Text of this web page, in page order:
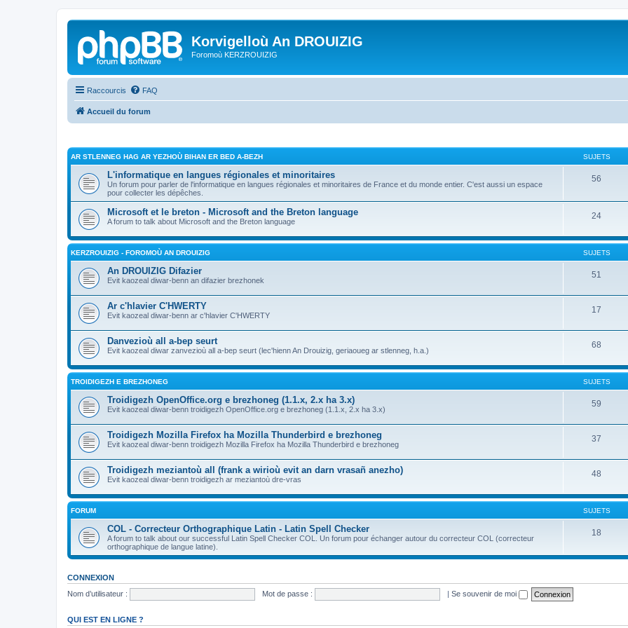
Korvigelloù An DROUIZIG
Foromoù KERZROUIZIG
Raccourcis FAQ
Accueil du forum
AR STLENNEG HAG AR YEZHOÙ BIHAN ER BED A-BEZH SUJETS
L'informatique en langues régionales et minoritaires
Un forum pour parler de l'informatique en langues régionales et minoritaires de France et du monde entier. C'est aussi un espace
pour collecter les dépêches.
56
Microsoft et le breton - Microsoft and the Breton language
A forum to talk about Microsoft and the Breton language
24
KERZROUIZIG - FOROMOÙ AN DROUIZIG SUJETS
An DROUIZIG Difazier
Evit kaozeal diwar-benn an difazier brezhonek
51
Ar c'hlavier C'HWERTY
Evit kaozeal diwar-benn ar c'hlavier C'HWERTY
17
Danvezioù all a-bep seurt
Evit kaozeal diwar zanvezioù all a-bep seurt (lec'hienn An Drouizig, geriaoueg ar stlenneg, h.a.)
68
TROIDIGEZH E BREZHONEG SUJETS
Troidigezh OpenOffice.org e brezhoneg (1.1.x, 2.x ha 3.x)
Evit kaozeal diwar-benn troidigezh OpenOffice.org e brezhoneg (1.1.x, 2.x ha 3.x)
59
Troidigezh Mozilla Firefox ha Mozilla Thunderbird e brezhoneg
Evit kaozeal diwar-benn troidigezh Mozilla Firefox ha Mozilla Thunderbird e brezhoneg
37
Troidigezh meziantoù all (frank a wirioù evit an darn vrasañ anezho)
Evit kaozeal diwar-benn troidigezh ar meziantoù dre-vras
48
FORUM SUJETS
COL - Correcteur Orthographique Latin - Latin Spell Checker
A forum to talk about our successful Latin Spell Checker COL. Un forum pour échanger autour du correcteur COL (correcteur
orthographique de langue latine).
18
CONNEXION
Nom d’utilisateur :
Mot de passe : | Se souvenir de moi
QUI EST EN LIGNE ?